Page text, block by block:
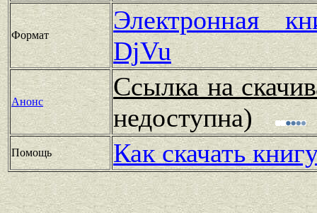
Формат
Электронная
DjVu
Анонс
Ссылка на
недоступна)
Помощь Как скачать